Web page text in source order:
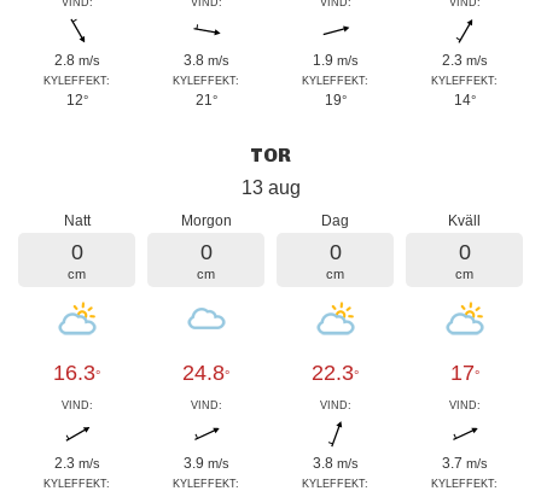
VIND:
2.8 m/s
KYLEFFEKT:
12°
VIND:
3.8 m/s
KYLEFFEKT:
21°
VIND:
1.9 m/s
KYLEFFEKT:
19°
VIND:
2.3 m/s
KYLEFFEKT:
14°
TOR
13 aug
Natt
0
cm
16.3°
VIND:
2.3 m/s
KYLEFFEKT:
Morgon
0
cm
24.8°
VIND:
3.9 m/s
KYLEFFEKT:
Dag
0
cm
22.3°
VIND:
3.8 m/s
KYLEFFEKT:
Kväll
0
cm
17°
VIND:
3.7 m/s
KYLEFFEKT: